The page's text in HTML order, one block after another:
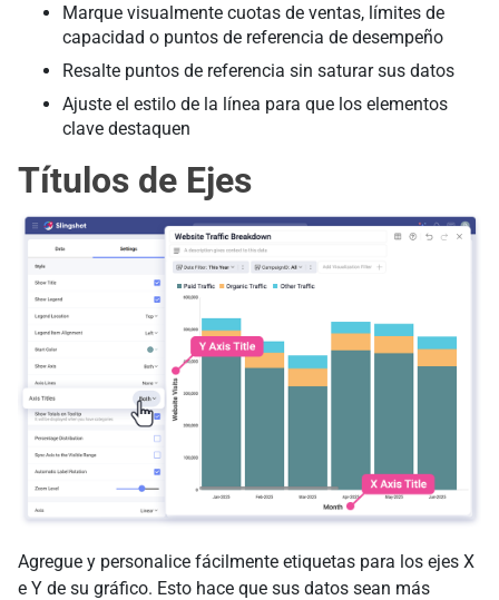
Marque visualmente cuotas de ventas, límites de
capacidad o puntos de referencia de desempeño
Resalte puntos de referencia sin saturar sus datos
Ajuste el estilo de la línea para que los elementos
clave destaquen
Títulos de Ejes
Agregue y personalice fácilmente etiquetas para los ejes X
e Y de su gráfico. Esto hace que sus datos sean más